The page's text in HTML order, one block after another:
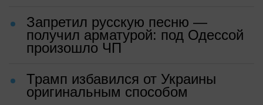
Запретил русскую песню —
получил арматурой: под Одессой
произошло ЧП
Трамп избавился от Украины
оригинальным способом